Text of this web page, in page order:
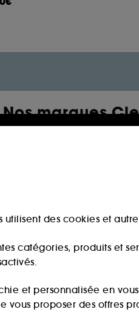
Nos marques
Sephora
Maquillage
des cookies et
catégories, produits et
et personnalisée en
vous proposer des offres